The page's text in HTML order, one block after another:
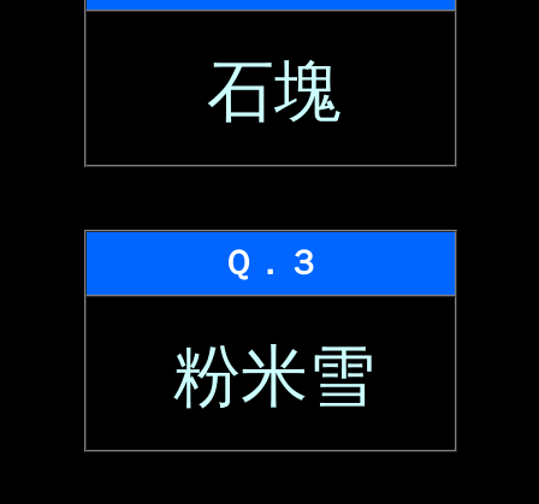
石塊
Ｑ．３
粉米雪